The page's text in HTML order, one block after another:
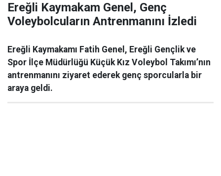
Ereğli Kaymakam Genel, Genç
Voleybolcuların Antrenmanını İzledi
Ereğli Kaymakamı Fatih Genel, Ereğli Gençlik ve
Spor İlçe Müdürlüğü Küçük Kız Voleybol Takımı’nın
antrenmanını ziyaret ederek genç sporcularla bir
araya geldi.